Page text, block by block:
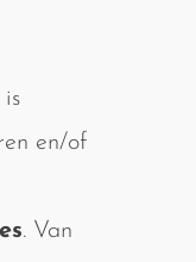
en/of
. Van